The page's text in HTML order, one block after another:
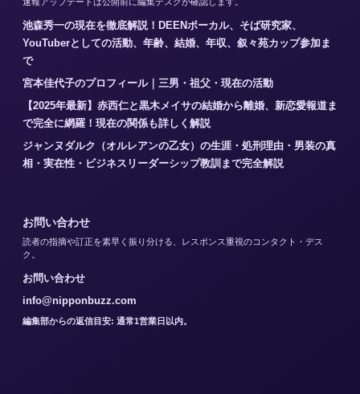
池森秀一の現在を徹底解説！DEENボーカル、そば研究家、
YouTuberとしての活動、年齢、結婚、年収、叙々苑カップ参加ま
で
宮本佳代子のプロフィール｜三男・祖父・現在の活動
【2025年最新】赤西仁と黒木メイサの結婚から離婚、新恋愛報道ま
で完全に網羅！現在の関係も詳しく解説
ジャンヌダルク（オルレアンの乙女）の生涯・処刑理由・男装の真
相・実在性・ビジネスリーダーシップ教訓まで完全解説
お問い合わせ
読者の指摘や訂正を素早く振り分ける、レスポンス重視のコンタクト・デス
ク。
お問い合わせ
info@nipponbuzz.com
編集部からの返信目安: 通常1営業日以内。